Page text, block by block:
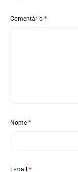
Comentário *
Nome *
E-mail *